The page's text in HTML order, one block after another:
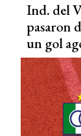
Ind. del
pasaron
un gol